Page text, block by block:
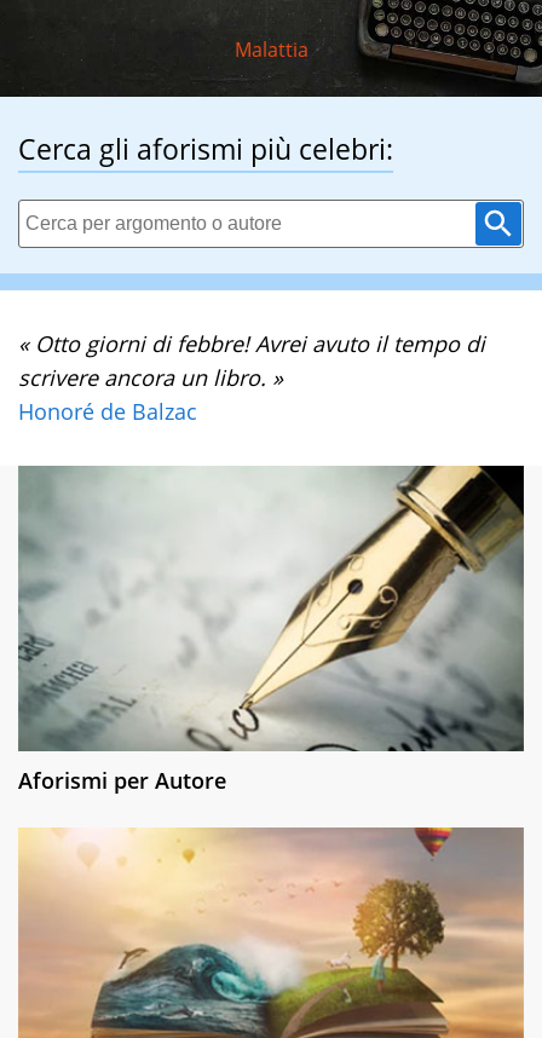
Malattia
Cerca gli aforismi più celebri:
« Otto giorni di febbre! Avrei avuto il tempo di
scrivere ancora un libro. »
Honoré de Balzac
Aforismi per Autore